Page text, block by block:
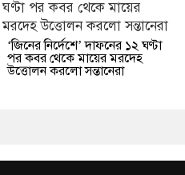
‘জিনের নির্দেশে’ দাফনের ১২ ঘণ্টা
পর কবর থেকে মায়ের মরদেহ
উত্তোলন করলো সন্তানেরা